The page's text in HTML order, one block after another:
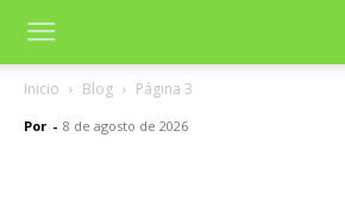
Inicio Blog Página 3
Por - 8 de agosto de 2026